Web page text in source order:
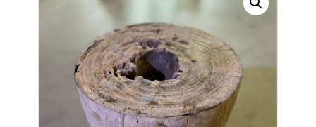
AMÉNAGEMENT
AMBIANCE PRO
BOIS EN PLEIN AIR
NOS RÉALISATIONS